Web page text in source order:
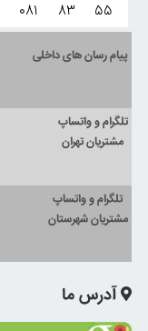
۰۸۱ ۸۳ ۵۵
پیام رسان های داخلی
تلگرام و واتساپ
مشتریان تهران
تلگرام و واتساپ
مشتریان شهرستان
آدرس ما